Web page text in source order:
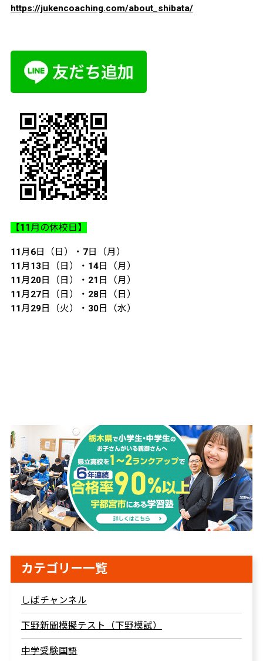
https://jukencoaching.com/about_shibata/
【11月の休校日】
11月6日（日）・7日（月）
11月13日（日）・14日（月）
11月20日（日）・21日（月）
11月27日（日）・28日（日）
11月29日（火）・30日（水）
カテゴリー一覧
しばチャンネル
下野新聞模擬テスト（下野模試）
中学受験国語